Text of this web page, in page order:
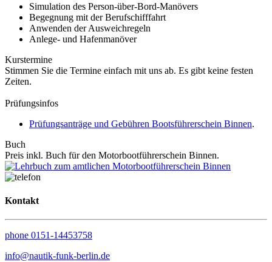
Simulation des Person-über-Bord-Manövers
Begegnung mit der Berufschifffahrt
Anwenden der Ausweichregeln
Anlege- und Hafenmanöver
Kurstermine
Stimmen Sie die Termine einfach mit uns ab. Es gibt keine festen
Zeiten.
Prüfungsinfos
Prüfungsanträge und Gebühren Bootsführerschein Binnen.
Buch
Preis inkl. Buch für den Motorbootführerschein Binnen.
Kontakt
phone 0151-14453758
info@nautik-funk-berlin.de